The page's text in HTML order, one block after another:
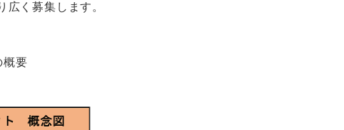
く募集します。
概要